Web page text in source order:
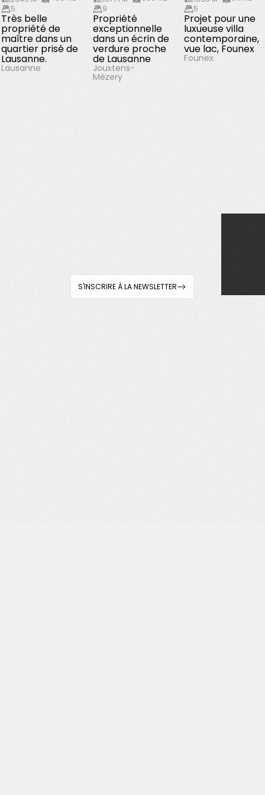
5
Très belle
propriété de
maître dans un
quartier prisé de
Lausanne.
Lausanne
9
Propriété
exceptionnelle
dans un écrin de
verdure proche
de Lausanne
Jouxtens-
Mézery
5
Projet pour une
luxueuse villa
contemporaine,
vue lac, Founex
Founex
S'INSCRIRE À LA NEWSLETTER